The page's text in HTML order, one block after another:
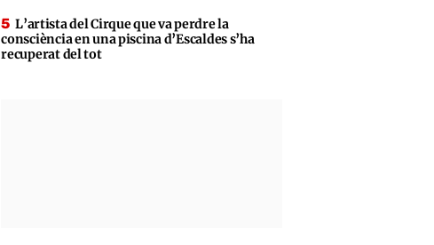
L’artista del Cirque que va perdre la
consciència en una piscina d’Escaldes s’ha
recuperat del tot